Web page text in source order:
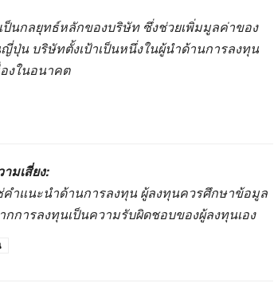
เป็นกลยุทธ์หลักของบริษัท ซึ่งช่วยเพิ่มมูลค่าของ
น บริษัทตั้งเป้าเป็นหนึ่งในผู้นำด้านการลงทุน
งในอนาคต
มเสี่ยง:
ำแนะนำด้านการลงทุน ผู้ลงทุนควรศึกษาข้อมูล
การลงทุนเป็นความรับผิดชอบของผู้ลงทุนเอง